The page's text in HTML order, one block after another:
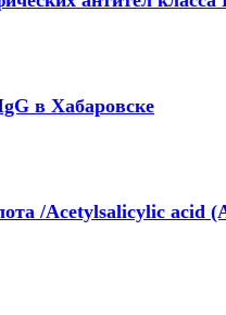
в Хабаровске
/Acetylsalicylic acid